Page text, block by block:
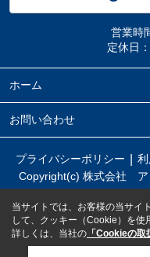
営業時
定休日：
ホーム
お問い合わせ
プライバシーポリシー
Copyright(c) 株式会社 ア
当サイトでは、お客様の当サイ
して、クッキー（Cookie）を使
詳しくは、当社の 「Cookieの取